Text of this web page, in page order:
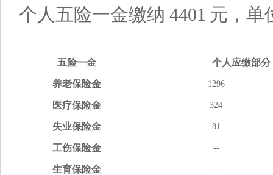
个人五险一金缴纳 4401 元，单
五险一金 个人应缴部分
养老保险金 1296
医疗保险金 324
失业保险金 81
工伤保险金 --
生育保险金 --